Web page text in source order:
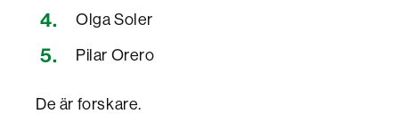
Olga Soler
Pilar Orero
De är forskare.